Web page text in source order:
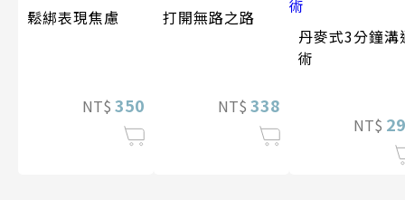
鬆綁表現焦慮
NT$ 350
打開無路之路
NT$ 338
丹麥式3分鐘溝
術
NT$